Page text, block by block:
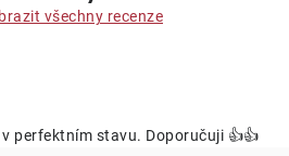
všechny recenze
perfektním stavu. Doporučuji 👍👍